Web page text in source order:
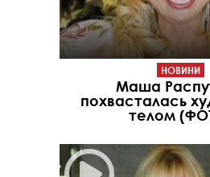
НОВИНИ
Маша
похвасталась
телом